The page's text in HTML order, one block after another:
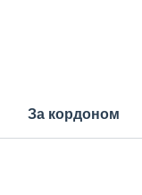
За кордоном